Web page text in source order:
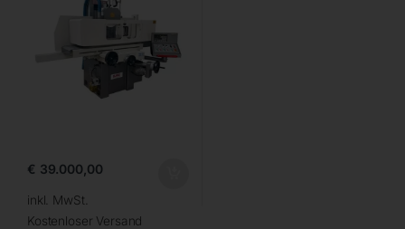
€ 39.000,00
inkl. MwSt.
Kostenloser Versand